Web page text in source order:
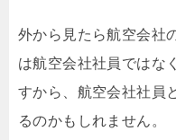
外から見たら航空会社
は航空会社社員ではな
すから、航空会社社員
るのかもしれません。